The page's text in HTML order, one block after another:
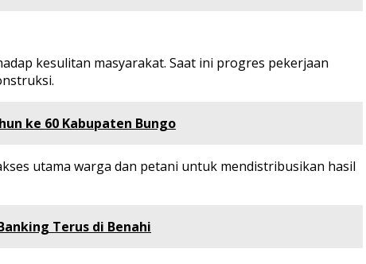
kesulitan masyarakat. Saat ini progres pekerjaan
ke 60 Kabupaten Bungo
utama warga dan petani untuk mendistribusikan hasil
Terus di Benahi